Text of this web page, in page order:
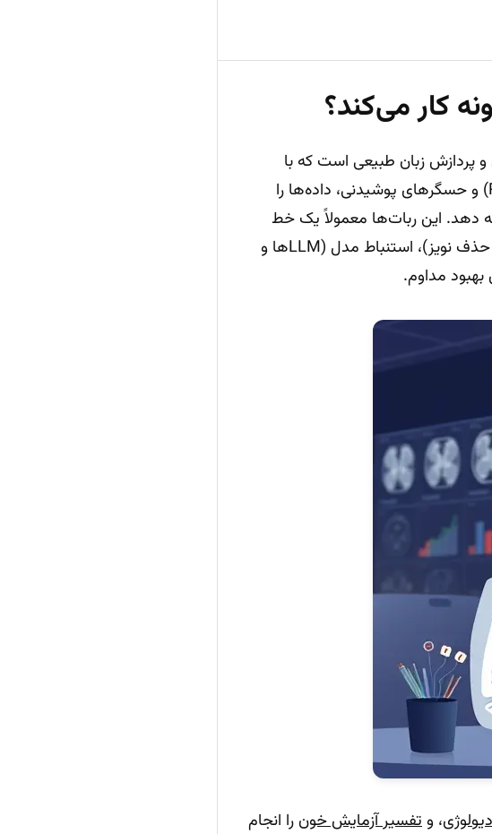
کار می‌کند؟
پردازش زبان طبیعی است که با
اتصال به سامانه‌های اطلاعات سلامت (EHR)، آرشیو تصاویر پزشکی (PACS) و حسگرهای پوشیدنی، داده‌ها را
دهد. این ربات‌ها معمولاً یک خط
لوله دارند: ورودی داده (آزمایش، علائم، تصاویر)، پیش‌پردازش (نرمال‌سازی، حذف نویز)، استنباط مدل (LLMها و
بهبود مداوم.
، و تفسیر آزمایش خون را انجام